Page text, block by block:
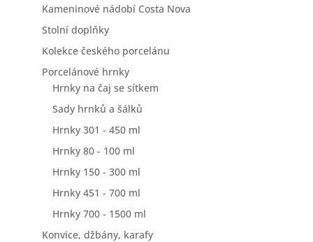
Kameninové nádobí Costa Nova
Stolní doplňky
Kolekce českého porcelánu
Porcelánové hrnky
Hrnky na čaj se sítkem
Sady hrnků a šálků
Hrnky 301 - 450 ml
Hrnky 80 - 100 ml
Hrnky 150 - 300 ml
Hrnky 451 - 700 ml
Hrnky 700 - 1500 ml
Konvice, džbány, karafy